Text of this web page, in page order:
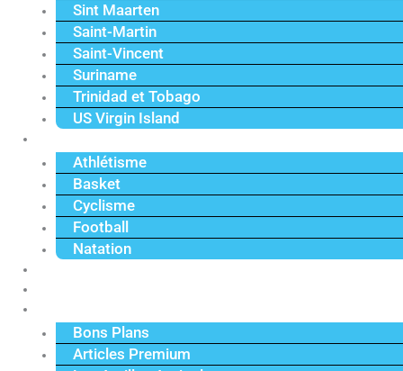
Sint Maarten
Saint-Martin
Saint-Vincent
Suriname
Trinidad et Tobago
US Virgin Island
Athlétisme
Basket
Cyclisme
Football
Natation
Bons Plans
Articles Premium